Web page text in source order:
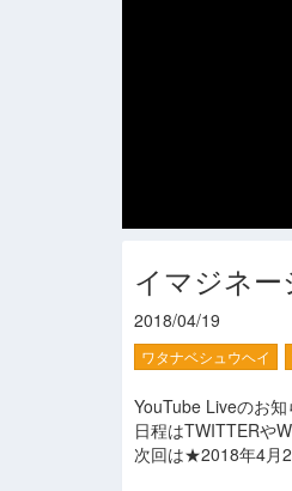
イマジネー
2018/04/19
ワタナベシュウヘイ
YouTube Liveのお知
日程はTWITTERや
次回は★2018年4月